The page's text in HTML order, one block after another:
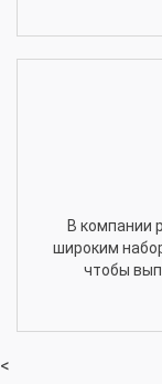
В компании
широким
чтобы
<